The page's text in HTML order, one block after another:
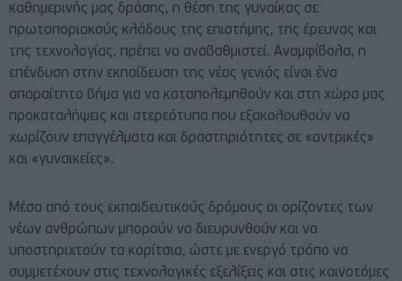
καθημερινής μας δράσης, η θέση της γυναίκας σε
πρωτοποριακούς κλάδους της επιστήμης, της έρευνας και
της τεχνολογίας, πρέπει να αναβαθμιστεί. Αναμφίβολα, η
επένδυση στην εκπαίδευση της νέας γενιάς είναι ένα
απαραίτητο βήμα για να καταπολεμηθούν και στη χώρα μας
προκαταλήψεις και στερεότυπα που εξακολουθούν να
χωρίζουν επαγγέλματα και δραστηριότητες σε «αντρικές»
και «γυναικείες».
Μέσα από τους εκπαιδευτικούς δρόμους οι ορίζοντες των
νέων ανθρώπων μπορούν να διευρυνθούν και να
υποστηριχτούν τα κορίτσια, ώστε με ενεργό τρόπο να
συμμετέχουν στις τεχνολογικές εξελίξεις και στις καινοτόμες